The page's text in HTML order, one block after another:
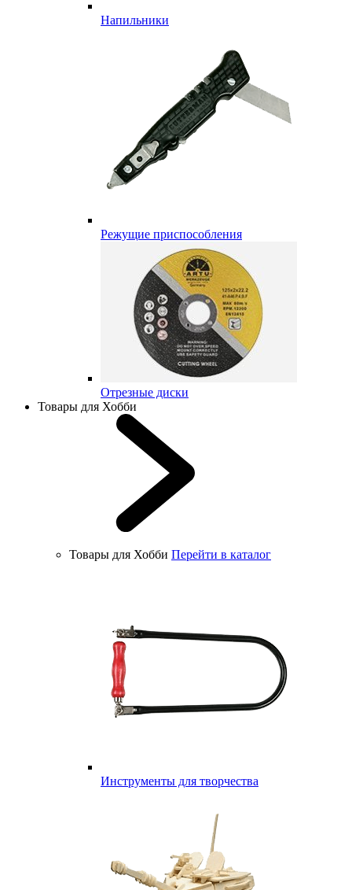
Напильники
Режущие приспособления
Отрезные диски
Товары для Хобби
Товары для Хобби Перейти в каталог
Инструменты для творчества